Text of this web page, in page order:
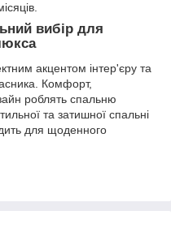
вибір для
акцентом інтер'єру та
Комфорт,
роблять спальню
та затишної спальні
для щоденного